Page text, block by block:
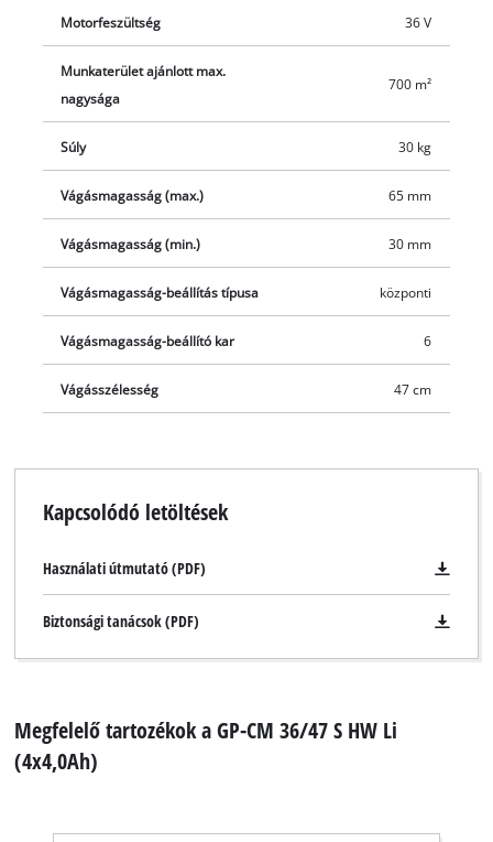
A Google Maps szolgáltatás betöltéséhez
to trackers that are not disclosed to the
Motorfeszültség 36 V
Munkaterület ajánlott max.
nagysága
700 m²
Súly 30 kg
Vágásmagasság (max.) 65 mm
Vágásmagasság (min.) 30 mm
Vágásmagasság-beállítás típusa központi
Vágásmagasság-beállító kar 6
Vágásszélesség 47 cm
Kapcsolódó letöltések
Használati útmutató (PDF)
Biztonsági tanácsok (PDF)
Megfelelő tartozékok a GP-CM 36/47 S HW Li
(4x4,0Ah)